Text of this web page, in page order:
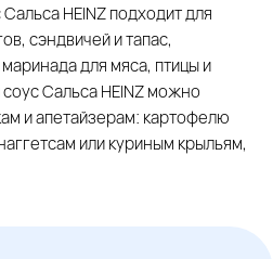
HEINZ подходит для
сэндвичей и тапас,
для мяса, птицы и
Сальса HEINZ можно
и апетайзерам: картофелю
или куриным крыльям,